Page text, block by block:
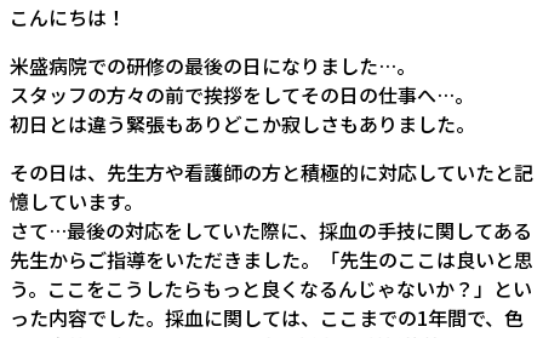
こんにちは！
米盛病院での研修の最後の日になりました…。
スタッフの方々の前で挨拶をしてその日の仕事へ…。
初日とは違う緊張もありどこか寂しさもありました。
その日は、先生方や看護師の方と積極的に対応していたと記
憶しています。
さて…最後の対応をしていた際に、採血の手技に関してある
先生からご指導をいただきました。「先生のここは良いと思
う。ここをこうしたらもっと良くなるんじゃないか？」とい
った内容でした。採血に関しては、ここまでの1年間で、色